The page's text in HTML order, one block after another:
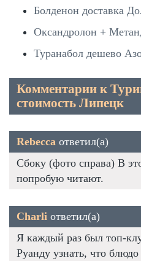
Болденон доставка
Оксандролон +
Туранабол дешево
Комментарии к
стоимость Липецк
Rebecca ответил(а)
Сбоку (фото справа) В
попробую читают.
Charli ответил(а)
Я каждый раз был топ-
Руанду узнать, что